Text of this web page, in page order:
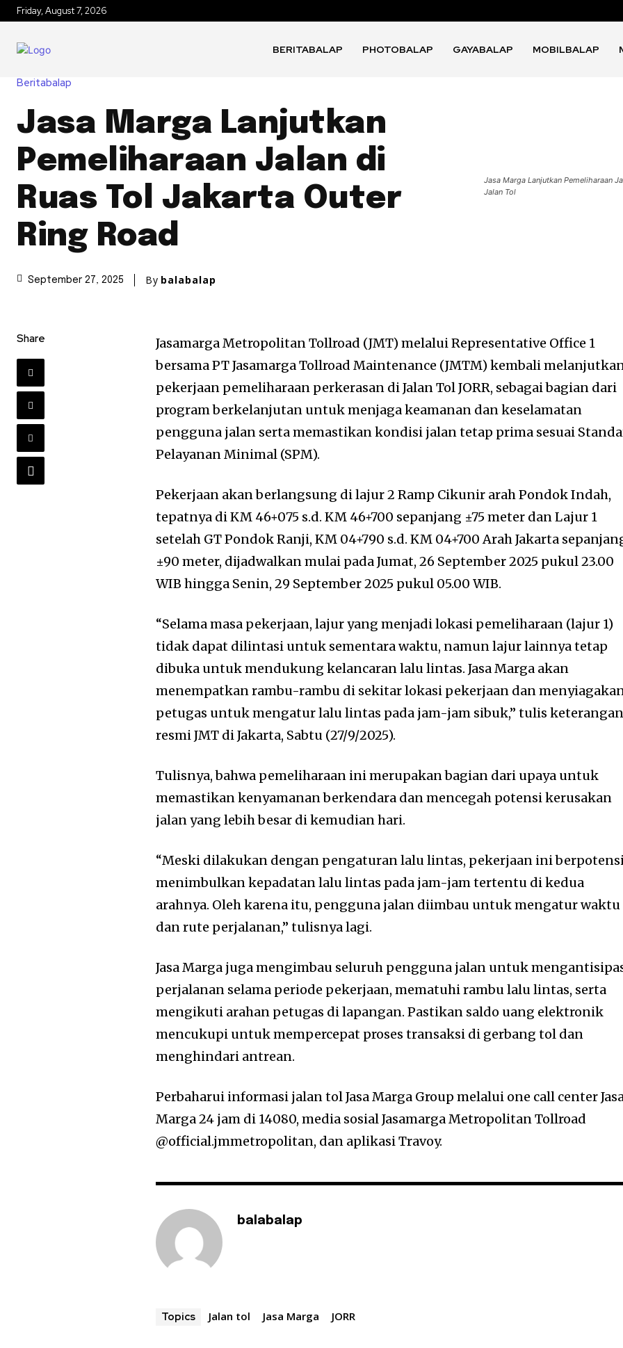
Friday, August 7, 2026
BERITABALAP PHOTOBALAP GAYABALAP MOBILBALAP
Beritabalap
Jasa Marga Lanjutkan
Pemeliharaan Jalan di
Ruas Tol Jakarta Outer
Ring Road
September 27, 2025 By balabalap
Jasa Marga Lanjutkan Pemeliharaan
Jalan Tol
Share
Jasamarga Metropolitan Tollroad (JMT) melalui Representative Office 1
bersama PT Jasamarga Tollroad Maintenance (JMTM) kembali
pekerjaan pemeliharaan perkerasan di Jalan Tol JORR, sebagai bagian dari
program berkelanjutan untuk menjaga keamanan dan keselamatan
pengguna jalan serta memastikan kondisi jalan tetap prima sesuai
Pelayanan Minimal (SPM).
Pekerjaan akan berlangsung di lajur 2 Ramp Cikunir arah Pondok Indah,
tepatnya di KM 46+075 s.d. KM 46+700 sepanjang ±75 meter dan Lajur 1
setelah GT Pondok Ranji, KM 04+790 s.d. KM 04+700 Arah Jakarta
±90 meter, dijadwalkan mulai pada Jumat, 26 September 2025 pukul 23.00
WIB hingga Senin, 29 September 2025 pukul 05.00 WIB.
“Selama masa pekerjaan, lajur yang menjadi lokasi pemeliharaan (lajur 1)
tidak dapat dilintasi untuk sementara waktu, namun lajur lainnya tetap
dibuka untuk mendukung kelancaran lalu lintas. Jasa Marga akan
menempatkan rambu-rambu di sekitar lokasi pekerjaan dan
petugas untuk mengatur lalu lintas pada jam-jam sibuk,” tulis
resmi JMT di Jakarta, Sabtu (27/9/2025).
Tulisnya, bahwa pemeliharaan ini merupakan bagian dari upaya untuk
memastikan kenyamanan berkendara dan mencegah potensi kerusakan
jalan yang lebih besar di kemudian hari.
“Meski dilakukan dengan pengaturan lalu lintas, pekerjaan ini
menimbulkan kepadatan lalu lintas pada jam-jam tertentu di kedua
arahnya. Oleh karena itu, pengguna jalan diimbau untuk mengatur waktu
dan rute perjalanan,” tulisnya lagi.
Jasa Marga juga mengimbau seluruh pengguna jalan untuk
perjalanan selama periode pekerjaan, mematuhi rambu lalu lintas, serta
mengikuti arahan petugas di lapangan. Pastikan saldo uang elektronik
mencukupi untuk mempercepat proses transaksi di gerbang tol dan
menghindari antrean.
Perbaharui informasi jalan tol Jasa Marga Group melalui one call center
Marga 24 jam di 14080, media sosial Jasamarga Metropolitan Tollroad
@official.jmmetropolitan, dan aplikasi Travoy.
balabalap
Topics Jalan tol Jasa Marga JORR